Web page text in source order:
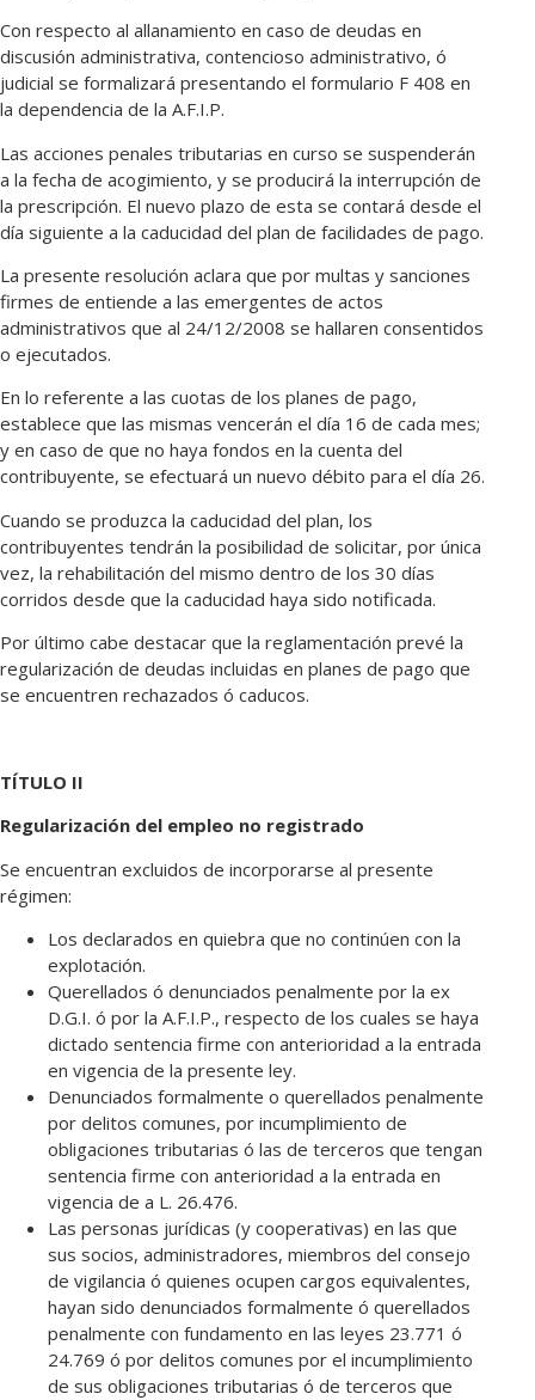
Con respecto al allanamiento en caso de deudas en
discusión administrativa, contencioso administrativo, ó
judicial se formalizará presentando el formulario F 408 en
la dependencia de la A.F.I.P.
Las acciones penales tributarias en curso se suspenderán
a la fecha de acogimiento, y se producirá la interrupción de
la prescripción. El nuevo plazo de esta se contará desde el
día siguiente a la caducidad del plan de facilidades de pago.
La presente resolución aclara que por multas y sanciones
firmes de entiende a las emergentes de actos
administrativos que al 24/12/2008 se hallaren consentidos
o ejecutados.
En lo referente a las cuotas de los planes de pago,
establece que las mismas vencerán el día 16 de cada mes;
y en caso de que no haya fondos en la cuenta del
contribuyente, se efectuará un nuevo débito para el día 26.
Cuando se produzca la caducidad del plan, los
contribuyentes tendrán la posibilidad de solicitar, por única
vez, la rehabilitación del mismo dentro de los 30 días
corridos desde que la caducidad haya sido notificada.
Por último cabe destacar que la reglamentación prevé la
regularización de deudas incluidas en planes de pago que
se encuentren rechazados ó caducos.
TÍTULO II
Regularización del empleo no registrado
Se encuentran excluidos de incorporarse al presente
régimen:
Los declarados en quiebra que no continúen con la
explotación.
Querellados ó denunciados penalmente por la ex
D.G.I. ó por la A.F.I.P., respecto de los cuales se haya
dictado sentencia firme con anterioridad a la entrada
en vigencia de la presente ley.
Denunciados formalmente o querellados penalmente
por delitos comunes, por incumplimiento de
obligaciones tributarias ó las de terceros que tengan
sentencia firme con anterioridad a la entrada en
vigencia de a L. 26.476.
Las personas jurídicas (y cooperativas) en las que
sus socios, administradores, miembros del consejo
de vigilancia ó quienes ocupen cargos equivalentes,
hayan sido denunciados formalmente ó querellados
penalmente con fundamento en las leyes 23.771 ó
24.769 ó por delitos comunes por el incumplimiento
de sus obligaciones tributarias ó de terceros que